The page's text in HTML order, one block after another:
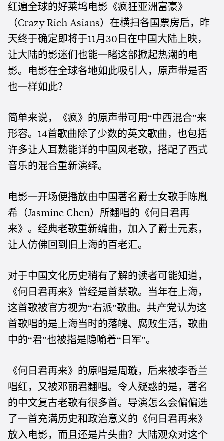
红遍全球的好莱坞电影《疯狂亚洲富豪》
（Crazy Rich Asians）在横扫各国票房后，昨
天终于确定即将于11月 30 日在中国大陆上映，
让大陆的影迷们也能一睹这部掀起热潮的电
影。电影在全球各地如此吸引人，原声带是否
也一样如此？
简单来说，《疯》的原声带可用“中西混合”来
形容。 14首歌曲除了少数的英文歌曲，也包括
许多让人耳熟能详的中国风老歌，搭配了西式
音乐的混合重新演绎。
电影一开场便播放由中国著名爵士女歌手陈胤
希（Jasmine Chen）所翻唱的《何日君再
来》。经典老歌重新编曲，加入了爵士元素，
让人仿佛回到旧上海的百老汇。
对于中国文化历史稍有了解的读者可能知道，
《何日君再来》曾经是首禁歌。当年在上海，
这首歌被官方视为“右派”歌曲。共产党认为这
首歌唱的是上海当时的落魄、腐败生活，歌曲
中的“君”也被指是隐喻着“日军”。
《何日君再来》的原唱是周璇，后来被李香兰
唱红，又被邓丽君翻唱。令人疑惑的是，著名
的中文复古老歌有很多首。导演怎么会偏偏选
了一首充满历史和政治意义的《何日君再来》
放入电影，而且还是片头曲？大陆观众对这个